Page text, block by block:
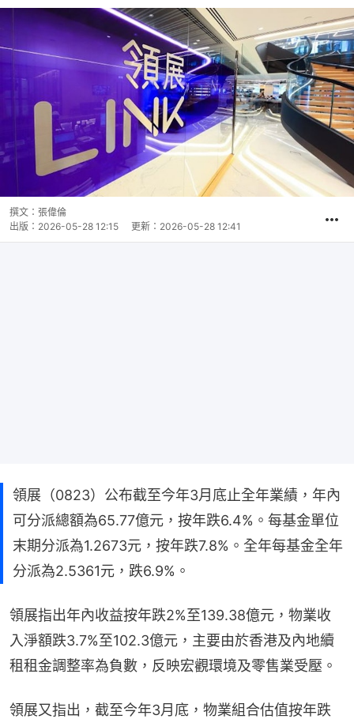
撰文： 張偉倫
出版： 2026-05-28 12:15 更新： 2026-05-28 12:41
領展（0823）公布截至今年3月底止全年業績，年內
可分派總額為65.77億元，按年跌6.4%。每基金單位
末期分派為1.2673元，按年跌7.8%。全年每基金全年
分派為2.5361元，跌6.9%。
領展指出年內收益按年跌2%至139.38億元，物業收
入淨額跌3.7%至102.3億元，主要由於香港及內地續
租租金調整率為負數，反映宏觀環境及零售業受壓。
領展又指出，截至今年3月底，物業組合估值按年跌